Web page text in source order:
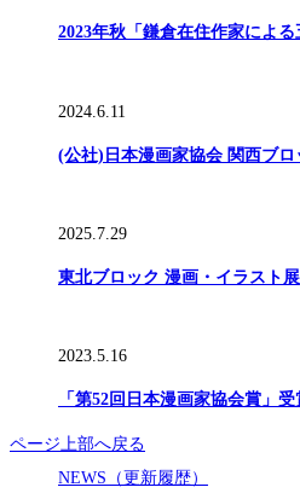
2023年秋「鎌倉在住作家による
2024.6.11
(公社)日本漫画家協会 関西ブロ
2025.7.29
東北ブロック 漫画・イラスト展
2023.5.16
「第52回日本漫画家協会賞」
ページ上部へ戻る
NEWS（更新履歴）